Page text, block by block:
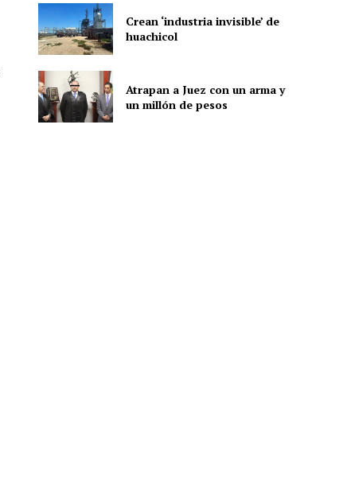
Crean ‘industria invisible’ de
huachicol
Atrapan a Juez con un arma y
un millón de pesos